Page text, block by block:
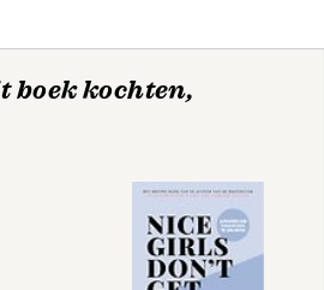
De kleine buffett
boek kochten,